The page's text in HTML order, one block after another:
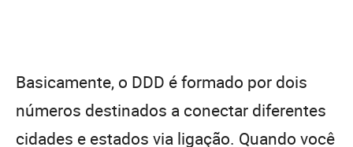
Basicamente, o DDD é formado por dois
números destinados a conectar diferentes
cidades e estados via ligação. Quando você